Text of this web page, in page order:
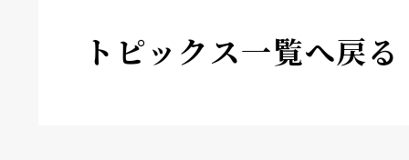
トピックス一覧へ戻る